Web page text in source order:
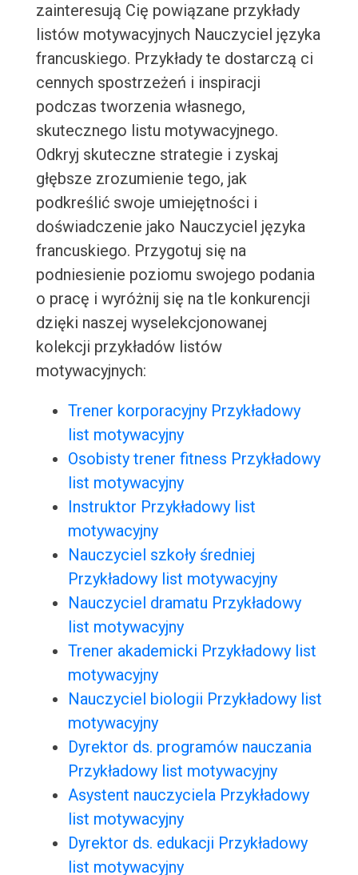
zainteresują Cię powiązane przykłady
listów motywacyjnych Nauczyciel języka
francuskiego. Przykłady te dostarczą ci
cennych spostrzeżeń i inspiracji
podczas tworzenia własnego,
skutecznego listu motywacyjnego.
Odkryj skuteczne strategie i zyskaj
głębsze zrozumienie tego, jak
podkreślić swoje umiejętności i
doświadczenie jako Nauczyciel języka
francuskiego. Przygotuj się na
podniesienie poziomu swojego podania
o pracę i wyróżnij się na tle konkurencji
dzięki naszej wyselekcjonowanej
kolekcji przykładów listów
motywacyjnych:
Trener korporacyjny Przykładowy
list motywacyjny
Osobisty trener fitness Przykładowy
list motywacyjny
Instruktor Przykładowy list
motywacyjny
Nauczyciel szkoły średniej
Przykładowy list motywacyjny
Nauczyciel dramatu Przykładowy
list motywacyjny
Trener akademicki Przykładowy list
motywacyjny
Nauczyciel biologii Przykładowy list
motywacyjny
Dyrektor ds. programów nauczania
Przykładowy list motywacyjny
Asystent nauczyciela Przykładowy
list motywacyjny
Dyrektor ds. edukacji Przykładowy
list motywacyjny